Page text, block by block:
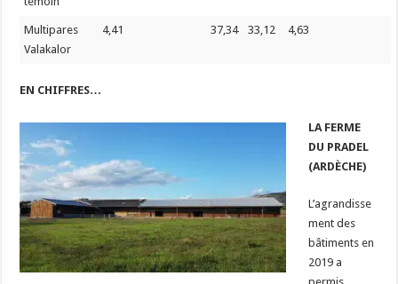
Multipares
Valakalor
4,41 37,34 33,12 4,63
EN CHIFFRES…
LA FERME
DU PRADEL
(ARDÈCHE)
L’agrandisse
ment des
bâtiments en
2019 a